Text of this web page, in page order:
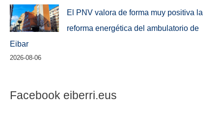
El PNV valora de forma muy positiva la
reforma energética del ambulatorio de
Eibar
2026-08-06
Facebook eiberri.eus